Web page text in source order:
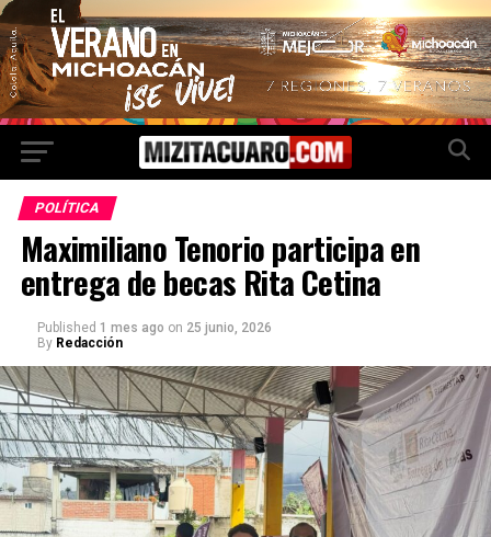
POLÍTICA
Maximiliano Tenorio participa en
entrega de becas Rita Cetina
Published 1 mes ago on 25 junio, 2026
By Redacción